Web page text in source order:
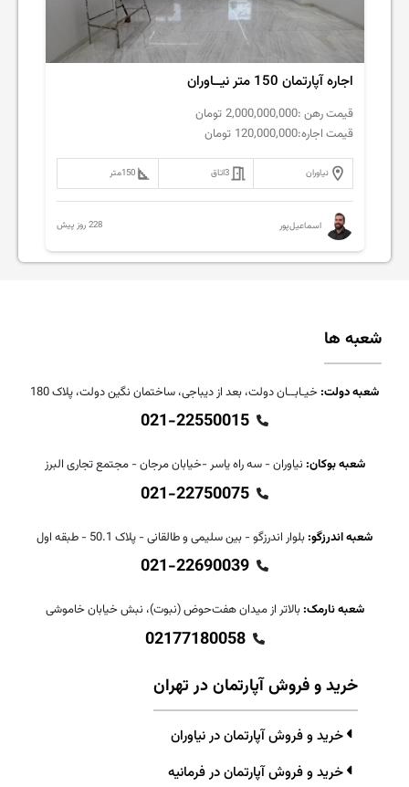
اجاره آپارتمان 150 متر نیــاوران
قیمت رهن :2,000,000,000 تومان
قیمت اجاره:120,000,000 تومان
نیاوران 3اتاق 150متر
اسماعیل‌پور 228 روز پیش
شعبه ها
شعبه دولت: خیـابــان دولت، بعد از دیباجی، ساختمان نگین دولت، پلاک 180
021-22550015
شعبه بوکان: نیاوران - سه راه یاسر -خیابان مرجان - مجتمع تجاری البرز
021-22750075
شعبه اندرزگو: بلوار اندرزگو - بین سلیمی و طالقانی - پلاک 50.1 - طبقه اول
021-22690039
شعبه نارمک: بالاتر از میدان هفت‌حوض (نبوت)، نبش خیابان خاموشی
02177180058
خرید و فروش آپارتمان در تهران
خرید و فروش آپارتمان در نیاوران
خرید و فروش آپارتمان در فرمانیه